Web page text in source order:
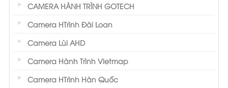
CAMERA HÀNH TRÌNH GOTECH
Camera HTrình Đài Loan
Camera Lùi AHD
Camera Hành Trình Vietmap
Camera HTrình Hàn Quốc